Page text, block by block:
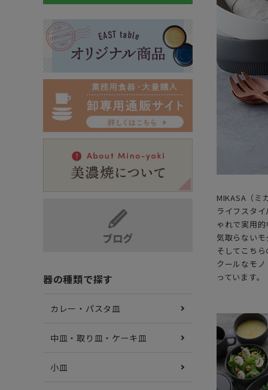
器の種類で探す
カレー・パスタ皿
中皿・取り皿・ケーキ皿
小皿
MIKASA（ミ
ライフスタ
ゃれで実用
気取らない
そしてこち
クールなモ
っています。